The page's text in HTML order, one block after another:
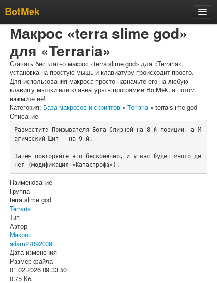
BotMek
Скачать
Обновления
Инструкция
Статьи
Бесплатные макросы
Тарифы
Отзывы
Поддержка
Форум
Макрос «terra slime god»
для «Terraria»
Скачать бесплатно макрос «terra slime god» для «Terraria»,
установка на простую мышь и клавиатуру происходит просто.
Для использования макроса просто назначьте его на любую
клавишу мышки или клавиатуры в программе BotMek, а потом
нажмите её!
Категория: База макросов и скриптов » Terraria » terra slime god
Описание
Разместите Призывателя Бога Слизней на 8-й позиции, а М
агический Щит — на 9-й.
Затем повторяйте это бесконечно, и у вас будет много де
нег (модификация «Катастрофа»).
Наименование
Группа
terra slime god
Terraria
Тип
Автор
Макрос
adam27092009
Дата изменения
Размер файла
01.02.2026 09:33:50
0.75 Кб.